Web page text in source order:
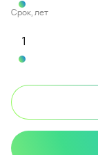
Срок, лет